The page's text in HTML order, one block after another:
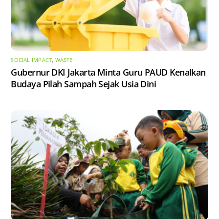
SOCIAL IMPACT WASTE
Gubernur DKI Jakarta Minta Guru PAUD Kenalkan
Budaya Pilah Sampah Sejak Usia Dini